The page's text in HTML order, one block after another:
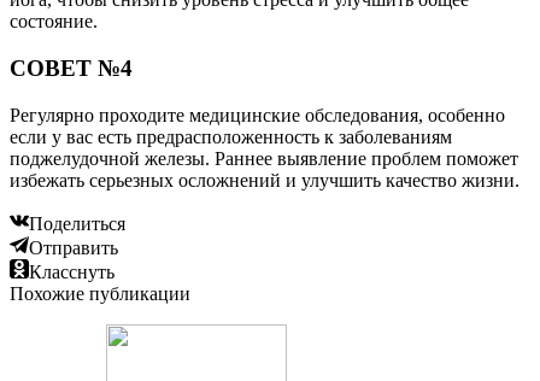
состояние.
СОВЕТ №4
Регулярно проходите медицинские обследования, особенно
если у вас есть предрасположенность к заболеваниям
поджелудочной железы. Раннее выявление проблем поможет
избежать серьезных осложнений и улучшить качество жизни.
Поделиться
Отправить
Класснуть
Похожие публикации